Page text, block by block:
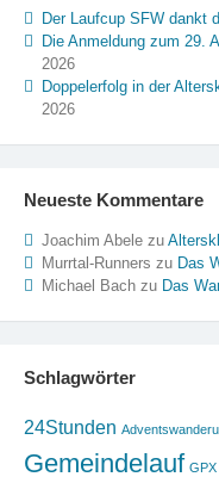
Der Laufcup SFW dankt
Die Anmeldung zum 29.
2026
Doppelerfolg in der
2026
Neueste Kommentare
Joachim Abelezu
Murrtal-Runners zu Das
Michael Bachzu Das
Schlagwörter
24Stunden
Gemeindelauf GPX